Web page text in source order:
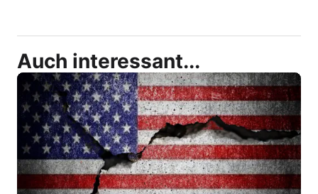
Auch interessant...